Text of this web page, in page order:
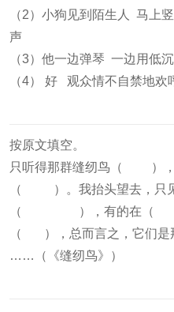
（2）小狗见到陌生人 马
声
（3）他一边弹琴 一边用低
（4） 好 观众情不自禁地欢
按原文填空。
只听得那群缝纫鸟（
（ ）。我抬头望去，只见
（ ），有的在（
（ ），总而言之，它
……（《缝纫鸟》）